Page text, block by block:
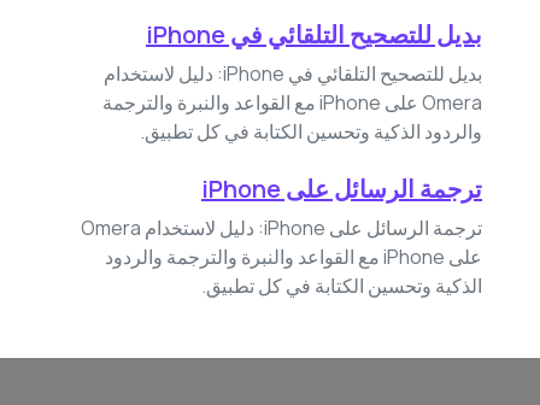
بديل للتصحيح التلقائي في iPhone
بديل للتصحيح التلقائي في iPhone: دليل لاستخدام
Omera على iPhone مع القواعد والنبرة والترجمة
والردود الذكية وتحسين الكتابة في كل تطبيق.
ترجمة الرسائل على iPhone
ترجمة الرسائل على iPhone: دليل لاستخدام Omera
على iPhone مع القواعد والنبرة والترجمة والردود
الذكية وتحسين الكتابة في كل تطبيق.